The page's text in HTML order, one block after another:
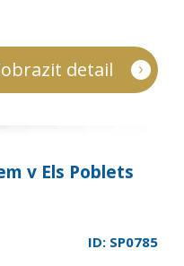
detail
v Els Poblets
ID: SP0785